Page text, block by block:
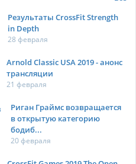
Результаты CrossFit Strength
in Depth
28 февраля
Arnold Classic USA 2019 - анонс
трансляции
21 февраля
Риган Граймс возвращается
в открытую категорию
бодиб...
20 февраля